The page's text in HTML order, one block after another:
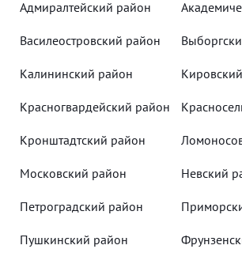
Адмиралтейский район
Василеостровский район
Калининский район
Красногвардейский район
Кронштадтский район
Московский район Невский
Петроградский район
Пушкинский район